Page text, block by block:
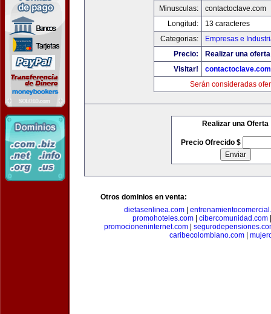
Minusculas:
contactoclave.com
Longitud:
13 caracteres
Categorias:
Empresas e
Precio:
Realizar una
Visitar!
contactoclave.com
Serán consideradas
Realizar una Oferta
Precio Ofrecido $
Otros dominios en venta:
dietasenlinea.com|
promohoteles.com
cibercomunidad.com
promocioneninternet.com|
caribecolombiano.com|